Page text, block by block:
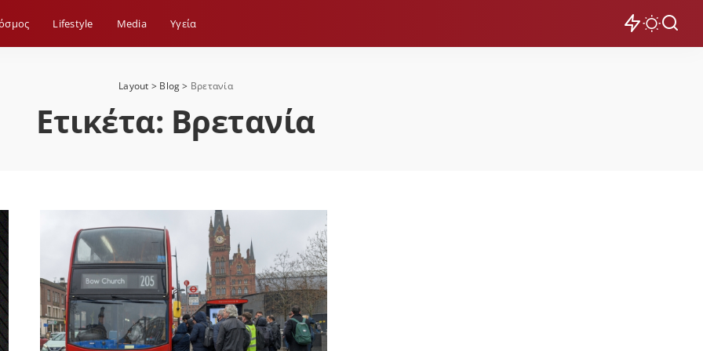
Lifestyle Media Yγεία
Layout > Blog> Βρετανία
Ετικέτα: Βρετανία